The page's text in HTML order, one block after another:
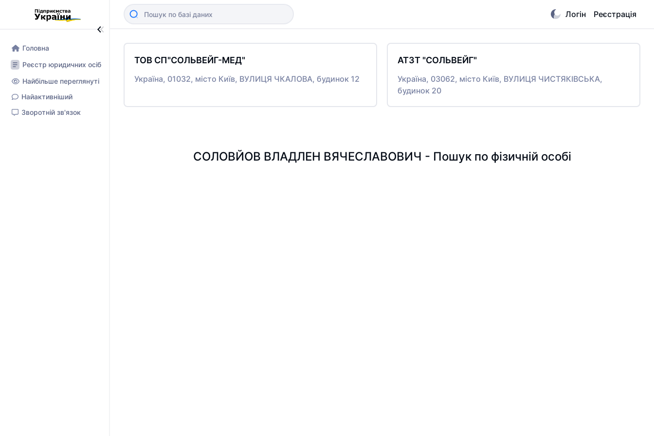
Головна
Реєстр юридичних осіб
Найбільше переглянуті
Найактивніший
Зворотній зв'язок
Логін Реєстрація
ТОВ СП"СОЛЬВЕЙГ-МЕД"
Україна, 01032, місто Київ, ВУЛИЦЯ ЧКАЛОВА, будинок 12
АТЗТ "СОЛЬВЕЙГ"
Україна, 03062, місто Київ, ВУЛИЦЯ ЧИСТЯКІВСЬКА,
будинок 20
СОЛОВЙОВ ВЛАДЛЕН ВЯЧЕСЛАВОВИЧ - Пошук по фізичній особі